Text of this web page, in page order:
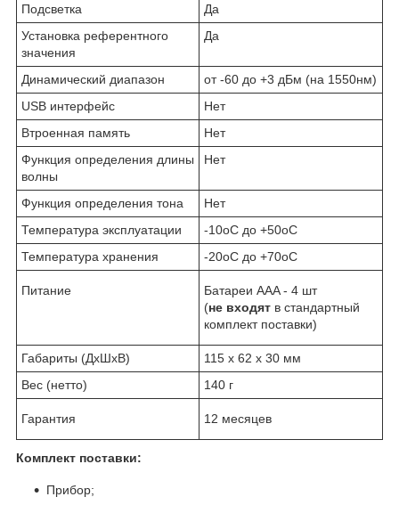
Подсветка
Да
Установка референтного
значения
Да
Динамический диапазон
от -60 до +3 дБм (на 1550нм)
USB интерфейс
Нет
Втроенная память
Нет
Функция определения длины
волны
Нет
Функция определения тона
Нет
Температура эксплуатации
-10оС до +50оС
Температура хранения
-20оС до +70оС
Питание
Батареи ААA - 4 шт
(не входят в стандартный
комплект поставки)
Габариты (ДхШхВ)
115 х 62 х 30 мм
Вес (нетто)
140 г
Гарантия 12 месяцев
Комплект поставки:
Прибор;